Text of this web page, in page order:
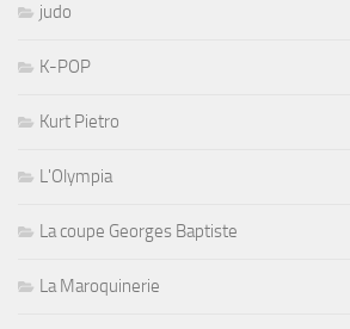
judo
K-POP
Kurt Pietro
L'Olympia
La coupe Georges Baptiste
La Maroquinerie